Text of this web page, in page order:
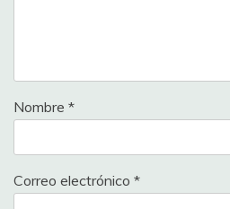
Nombre *
Correo electrónico *